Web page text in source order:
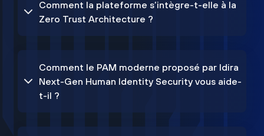
Comment la plateforme s’intègre-t-elle à la
Zero Trust Architecture ?
Comment le PAM moderne proposé par Idira
Next-Gen Human Identity Security vous aide-
t-il ?